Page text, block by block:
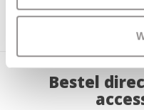
Bestel